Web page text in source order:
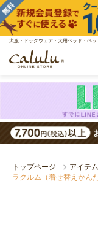
犬服・ドッグウェア・犬用ベッド・ペ
トップページ
アイテ
ラクルム（着せ替えかん